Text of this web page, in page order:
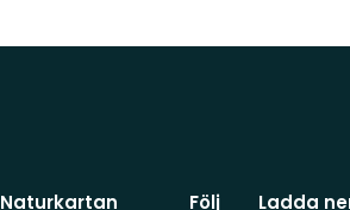
Naturkartan
Följ
Ladda